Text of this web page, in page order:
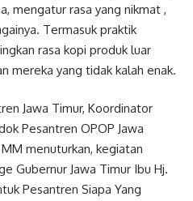
mengatur rasa yang nikmat ,
Termasuk praktik
rasa kopi produk luar
mereka yang tidak kalah enak.
Jawa Timur, Koordinator
Pesantren OPOP Jawa
MM menuturkan, kegiatan
Gubernur Jawa Timur Ibu Hj.
Pesantren Siapa Yang